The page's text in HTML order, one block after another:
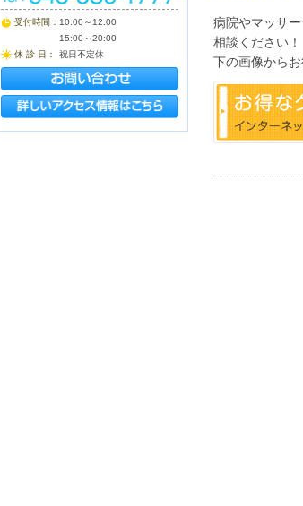
病院やマッサ
相談ください！
下の画像から
受付時間： 10:00～12:00
15:00～20:00
休 診 日：
祝日不定休